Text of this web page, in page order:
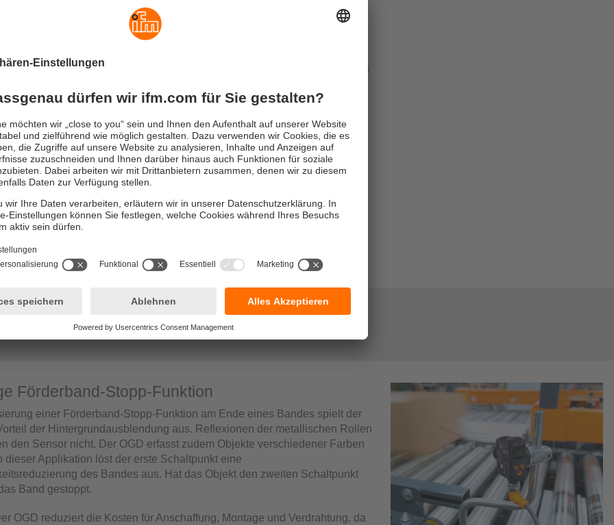
Sie Ihren neuen Sensor einfach an einen passenden IO-Link Master
nutzen Sie die Funktion „Backup & Restore“ und schon arbeiten OGDs der
Generation, wie die der Generation zuvor.
Übertragung per IO-Link sorgt für eine verlustfreie Datenübertragung
Dies gewährleistet eine hohe Genauigkeit der Messwerte.
des aktuellen Gerätestatus, die einfache und schnelle
sowie eine transparente Datenermittlung ermöglichen eine
Überwachung und Steuerung der Anlage. Dank der kontinuierlichen
und Fernparametrierung über IO-Link werden Ausfallzeiten und
erheblich reduziert.
Messwerte aus einem Sensor
IO-Link kann der Sensor den aktuellen Distanzwert und den aktuellen
simultan übermitteln.
Förderband-Stopp-Funktion
einer Förderband-Stopp-Funktion am Ende eines Bandes spielt der
der Hintergrundausblendung aus. Reflexionen der metallischen Rollen
den Sensor nicht. Der OGD erfasst zudem Objekte verschiedener Farben
dieser Applikation löst der erste Schaltpunkt eine
des Bandes aus. Hat das Objekt den zweiten Schaltpunkt
Band gestoppt.
OGD reduziert die Kosten für Anschaffung, Montage und Verdrahtung, da